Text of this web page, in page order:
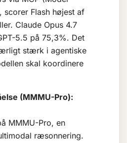
scorer Flash højest af
Claude Opus 4.7
5.5 på 75,3%. Det
stærk i agentiske
skal koordinere
(MMMU-Pro):
MMMU-Pro, en
ræsonnering.